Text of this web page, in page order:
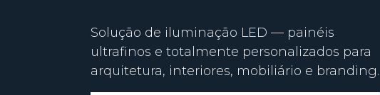
Solução de iluminação LED — painéis
ultrafinos e totalmente personalizados para
arquitetura, interiores, mobiliário e branding.